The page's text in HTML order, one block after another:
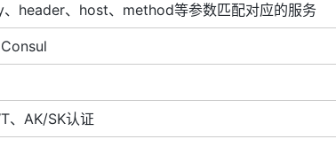
header、host、method等参数匹配对应的服务
、AK/SK认证